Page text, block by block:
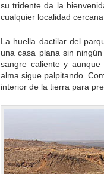
su tridente da la
cualquier localidad
La huella dactilar del
una casa plana sin
sangre caliente y
alma sigue palpitando.
interior de la tierra para